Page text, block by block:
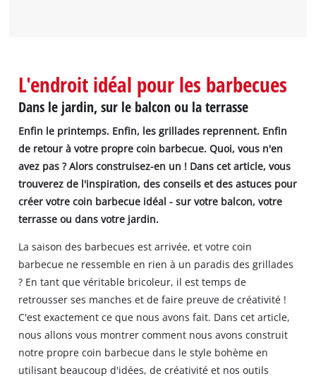
L'endroit idéal pour les barbecues
Dans le jardin, sur le balcon ou la terrasse
Enfin le printemps. Enfin, les grillades reprennent. Enfin
de retour à votre propre coin barbecue. Quoi, vous n'en
avez pas ? Alors construisez-en un ! Dans cet article, vous
trouverez de l'inspiration, des conseils et des astuces pour
créer votre coin barbecue idéal - sur votre balcon, votre
terrasse ou dans votre jardin.
La saison des barbecues est arrivée, et votre coin
barbecue ne ressemble en rien à un paradis des grillades
? En tant que véritable bricoleur, il est temps de
retrousser ses manches et de faire preuve de créativité !
C'est exactement ce que nous avons fait. Dans cet article,
nous allons vous montrer comment nous avons construit
notre propre coin barbecue dans le style bohème en
utilisant beaucoup d'idées, de créativité et nos outils